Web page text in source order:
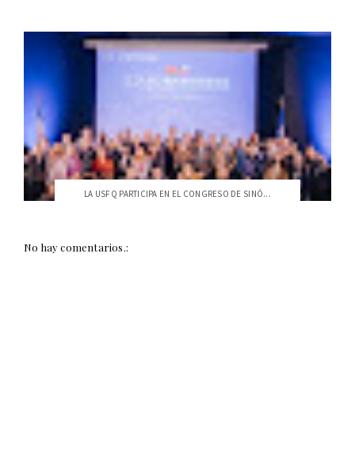
LA USFQ PARTICIPA EN EL CONGRESO DE SINÓ...
No hay comentarios.: